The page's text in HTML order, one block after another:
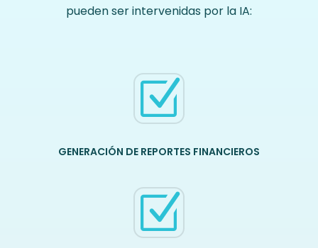
pueden ser intervenidas por la IA:
Z
GENERACIÓN DE REPORTES FINANCIEROS
Z